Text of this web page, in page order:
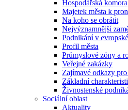
Hospodářská komora
Majetek města k
Na koho se obrátit
Nejvýznamnější
Podnikání v
Profil města
Průmyslové zóny a
Veřejné zakázky
Zajímavé odkazy
Základní
Živnostenské
Sociální oblast
Aktuality